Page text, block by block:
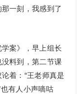
一刻，我感到了
案》，早上组长
料到，第二节课
着：“王老师真是
有人小声嘀咕